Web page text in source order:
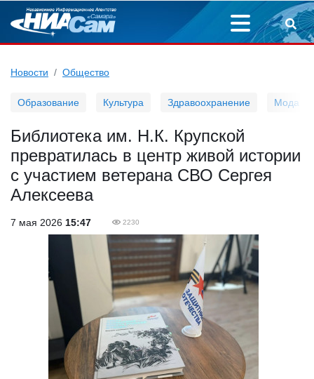
Новости Общество
Образование Культура Здравоохранение Мода
Библиотека им. Н.К. Крупской
превратилась в центр живой истории
с участием ветерана СВО Сергея
Алексеева
7 мая 2026 15:47 2230